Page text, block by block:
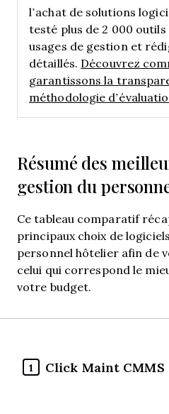
l’achat de solutions
testé plus de 2 000
usages de gestion et
détaillés. Découvrez
garantissons la
méthodologie
Résumé des
gestion du
Ce tableau comparatif
principaux choix de
personnel hôtelier afin de
celui qui correspond le
votre budget.
1 Click Maint CMMS